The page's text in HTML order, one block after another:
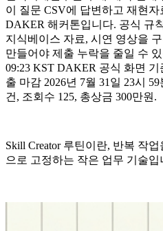
이 질문 CSV에 답변하고 재현
DAKER 해커톤입니다. 공식 규
지식베이스 자료, 시연 영상을
만들어야 제출 누락을 줄일 수
09:23 KST DAKER 공식 화면 기
출 마감 2026년 7월 31일 23시
건, 조회수 125, 총상금 300만원.
Skill Creator 루틴이란, 반복 작
으로 고정하는 작은 업무 기술입